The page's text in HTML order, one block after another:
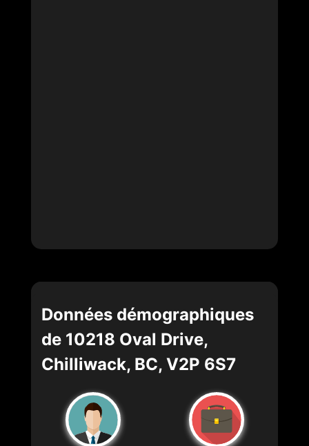
Données démographiques
de 10218 Oval Drive,
Chilliwack, BC, V2P 6S7